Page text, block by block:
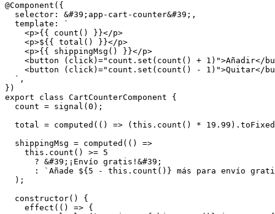
@Component ({
  selector: &#
39 ;app-cart-counter&#39 ;,
  template:
`
    <p>{{ count() }}</p>
    <p>${{ total() }}</p>
    <p>{{ shippingMsg() }}</p>
<button (click)="count.set(count() + 1)">Añadir</
<button (click)="count.set(count() - 1)">Quitar</
  `
,
export
class CartCounterComponent {
  count =
signal ( 0 );
  total =
computed (() => ( this . count () * 19.99 ). toFixed
  shippingMsg =
computed (() =>
this . count () >= 5
      ? &#
39 ;¡Envío gratis!&#39 ;
      :
`Añade ${5 - this.count()} más para envío
  );
constructor() {
effect (() => {